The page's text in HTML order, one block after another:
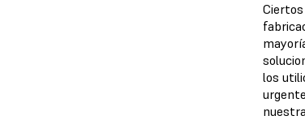
los